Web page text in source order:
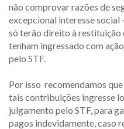
não comprovar razões de
excepcional interesse social
só terão direito à restituição
tenham ingressado com
pelo STF.
Por isso recomendamos
tais contribuições ingresse
julgamento pelo STF, para
pagos indevidamente, caso